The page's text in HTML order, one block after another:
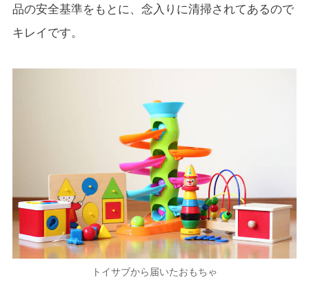
品の安全基準をもとに、念入りに清掃されてあるので
キレイです。
トイサブから届いたおもちゃ